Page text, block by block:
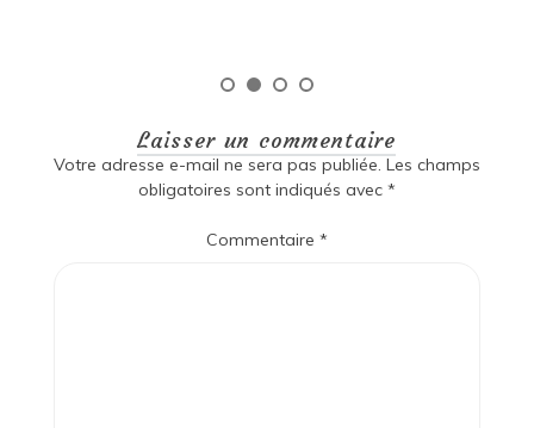
Laisser un commentaire
Votre adresse e-mail ne sera pas publiée. Les champs
obligatoires sont indiqués avec *
Commentaire *